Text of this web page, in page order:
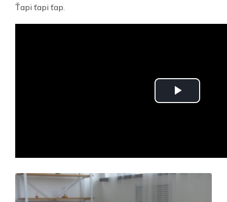
Ťapi ťapi ťap.
P
y